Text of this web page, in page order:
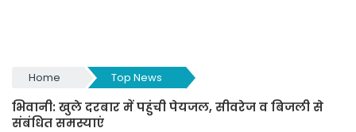
Home Top News
भिवानी: खुले दरबार में पहुंची पेयजल, सीवरेज व बिजली से
संबंधित समस्याएं